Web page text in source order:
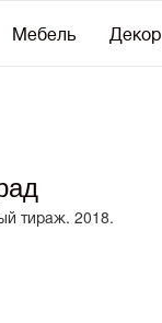
Мебель Декор
тираж. 2018.